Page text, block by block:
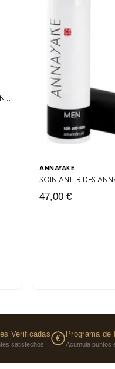
ML FORMULÉE POUR
CELLULAIRE.
ANNAYAKE
SOIN ANTI-RIDES
47,00 €
Verificadas
satisfechos
€ Programa de
Acumula puntos